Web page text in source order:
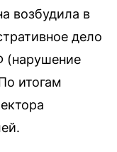
возбудила в
дело
(нарушение
итогам